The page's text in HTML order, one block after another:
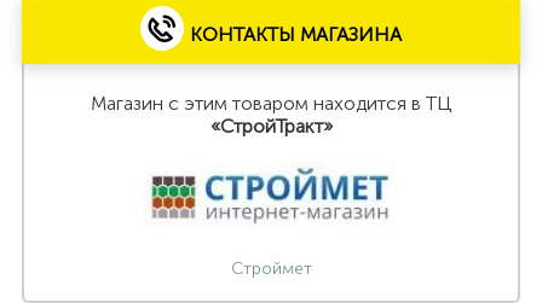
КОНТАКТЫ МАГАЗИНА
Магазин с этим товаром находится в ТЦ
«СтройТракт»
Строймет
Установка (монтаж) дверей
Установка жалюзи